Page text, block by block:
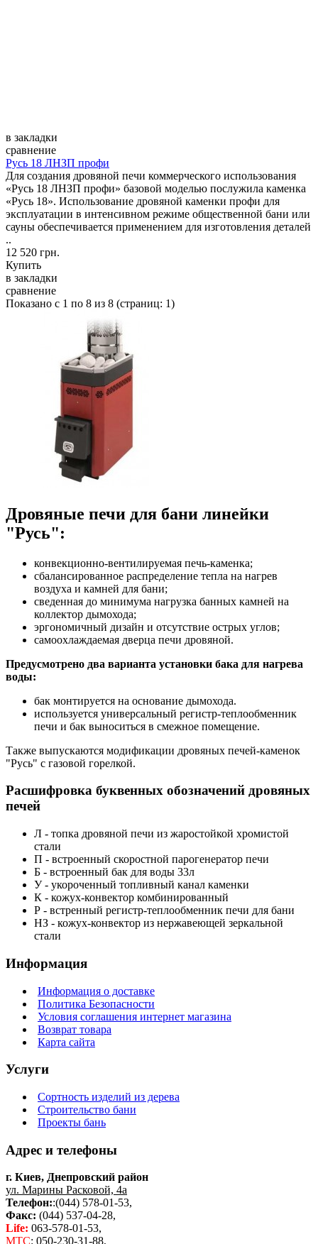
в закладки
сравнение
Русь 18 ЛНЗП профи
Для создания дровяной печи коммерческого использования
«Русь 18 ЛНЗП профи» базовой моделью послужила каменка
«Русь 18». Использование дровяной каменки профи для
эксплуатации в интенсивном режиме общественной бани или
сауны обеспечивается применением для изготовления деталей
..
12 520 грн.
Купить
в закладки
сравнение
Показано с 1 по 8 из 8 (страниц: 1)
Дровяные печи для бани линейки
"Русь":
конвекционно-вентилируемая печь-каменка;
сбалансированное распределение тепла на нагрев
воздуха и камней для бани;
сведенная до минимума нагрузка банных камней на
коллектор дымохода;
эргономичный дизайн и отсутствие острых углов;
самоохлаждаемая дверца печи дровяной.
Предусмотрено два варианта установки бака для нагрева
воды:
бак монтируется на основание дымохода.
используется универсальный регистр-теплообменник
печи и бак выноситься в смежное помещение.
Также выпускаются модификации дровяных печей-каменок
"Русь" с газовой горелкой.
Расшифровка буквенных обозначений дровяных
печей
Л - топка дровяной печи из жаростойкой хромистой
стали
П - встроенный скоростной парогенератор печи
Б - встроенный бак для воды 33л
У - укороченный топливный канал каменки
К - кожух-конвектор комбинированный
Р - встренный регистр-теплообменник печи для бани
НЗ - кожух-конвектор из нержавеющей зеркальной
стали
Информация
Информация о доставке
Политика Безопасности
Условия соглашения интернет магазина
Возврат товара
Карта сайта
Услуги
Сортность изделий из дерева
Строительство бани
Проекты бань
Адрес и телефоны
г. Киев, Днепровский район
ул. Марины Расковой, 4а
Телефон::(044) 578-01-53,
Факс: (044) 537-04-28,
Life: 063-578-01-53,
МТС: 050-230-31-88,